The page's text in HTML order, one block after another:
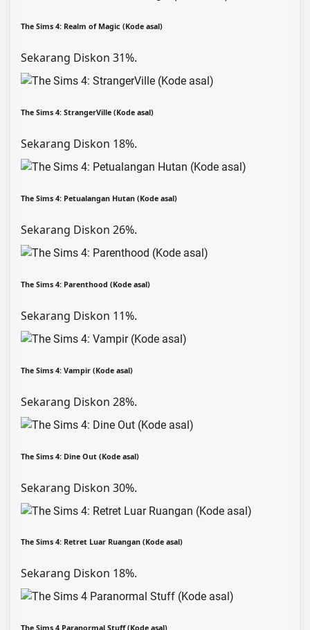
The Sims 4: Realm of Magic (Kode asal)
Sekarang Diskon 31%.
The Sims 4: StrangerVille (Kode asal)
Sekarang Diskon 18%.
The Sims 4: Petualangan Hutan (Kode asal)
Sekarang Diskon 26%.
The Sims 4: Parenthood (Kode asal)
Sekarang Diskon 11%.
The Sims 4: Vampir (Kode asal)
Sekarang Diskon 28%.
The Sims 4: Dine Out (Kode asal)
Sekarang Diskon 30%.
The Sims 4: Retret Luar Ruangan (Kode asal)
Sekarang Diskon 18%.